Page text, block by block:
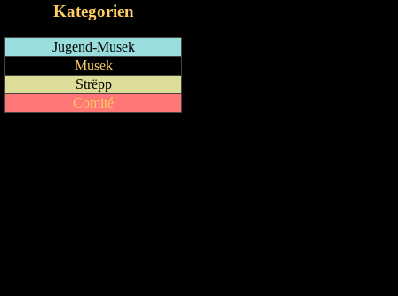
Kategorien
Jugend-Musek
Musek
Strëpp
Comité